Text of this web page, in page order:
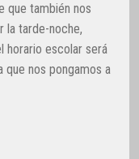
que también nos
la tarde-noche,
horario escolar será
que nos pongamos a